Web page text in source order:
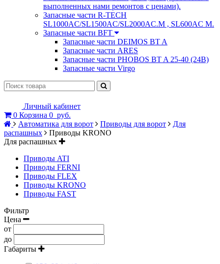
выполненных нами ремонтов с ценами).
Запасные части R-TECH
SL1000AC/SL1500AC/SL2000AC.M , SL600AC M.
Запасные части BFT
Запасные части DEIMOS BT A
Запасные части ARES
Запасные части PHOBOS BT A 25-40 (24B)
Запасные части Virgo
Личный кабинет
0 Корзина 0 руб.
Автоматика для ворот
Приводы для ворот
Для
распашных
Приводы KRONO
Для распашных
Приводы ATI
Приводы FERNI
Приводы FLEX
Приводы KRONO
Приводы FAST
Фильтр
Цена
от
до
Габариты